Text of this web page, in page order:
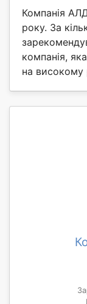
Компанія
року. За
компанія,
на високому